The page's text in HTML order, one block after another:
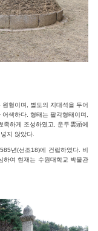
형이며, 별도의 지대석을 두어
색하다. 형태는 팔각형태이며,
족하게 조성하였고, 운두雲頭에
지 않았다.
년(선조18)에 건립하였다. 비
여 현재는 수원대학교 박물관